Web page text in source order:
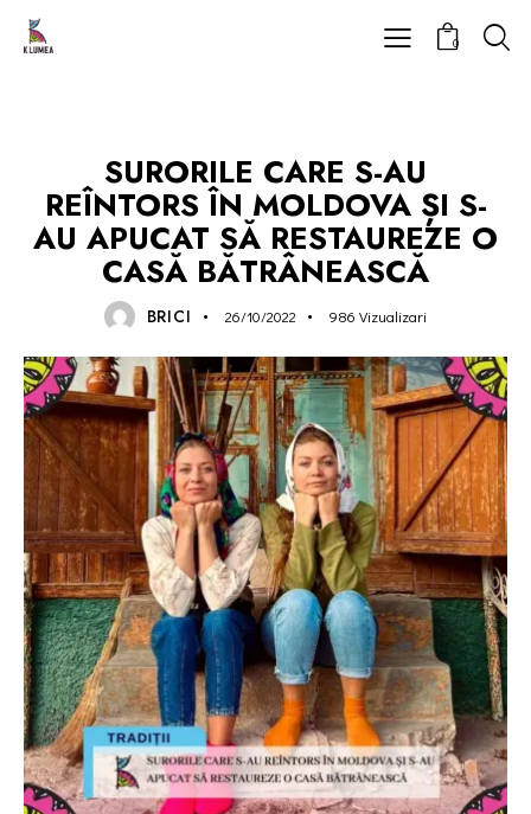
0
SURORILE CARE S-AU
REÎNTORS ÎN MOLDOVA ȘI S-
AU APUCAT SĂ RESTAUREZE O
CASĂ BĂTRÂNEASCĂ
BRICI 26/10/2022 986 Vizualizari